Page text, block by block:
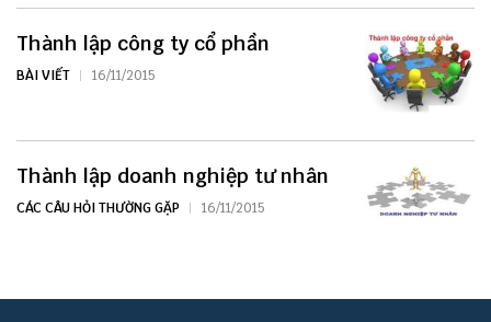
Thành lập công ty cổ phần
BÀI VIẾT 16/11/2015
Thành lập doanh nghiệp tư nhân
CÁC CÂU HỎI THƯỜNG GẶP 16/11/2015